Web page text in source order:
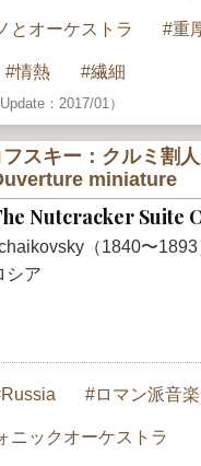
とオーケストラ 重
情熱 繊細
：2017/01）
スキー：クルミ割
miniature
Nutcracker Suite
（1840〜1893
シア
Russia ロマン派音楽
ニックオーケストラ